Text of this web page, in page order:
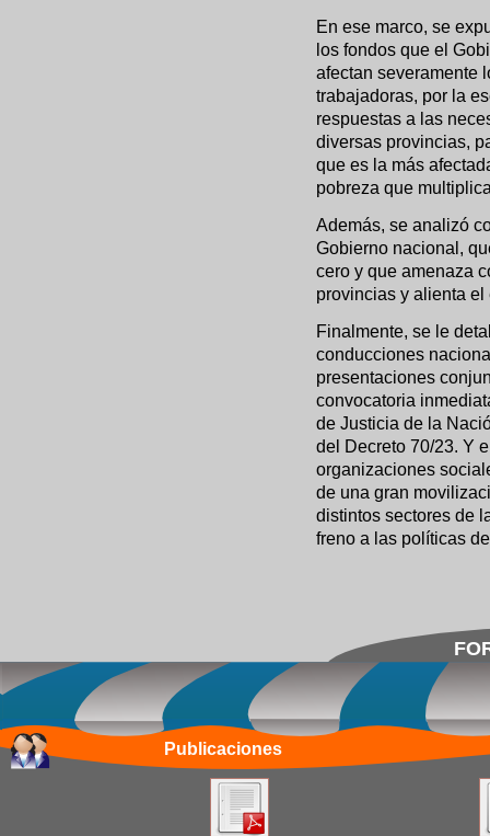
En ese marco, se
los fondos que el
afectan severamente
trabajadoras, por la
respuestas a las
diversas provincias,
que es la más
pobreza que
Además, se analizó
Gobierno nacional,
cero y que amenaza
provincias y alienta
Finalmente, se le
conducciones
presentaciones
convocatoria
de Justicia de la
del Decreto 70/23. Y
organizaciones
de una gran
distintos sectores de
freno a las políticas
Publicaciones